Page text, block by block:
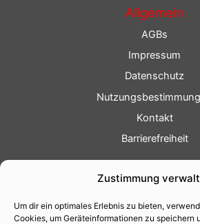
Zustimmung
Um dir ein optimales Erlebnis zu bieten,
Cookies, um Geräteinformationen zu speichern
Allgemein
AGBs
Impressum
Datenschutz
Kontakt
Barrierefreiheit
Fotoservice
Videoservice